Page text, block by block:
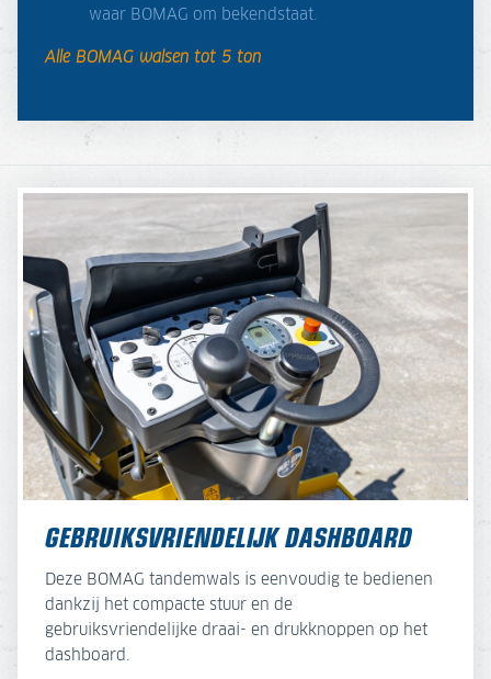
waar BOMAG om bekendstaat.
Alle BOMAG walsen tot 5 ton
GEBRUIKSVRIENDELIJK DASHBOARD
Deze BOMAG tandemwals is eenvoudig te bedienen
dankzij het compacte stuur en de
gebruiksvriendelijke draai- en drukknoppen op het
dashboard.